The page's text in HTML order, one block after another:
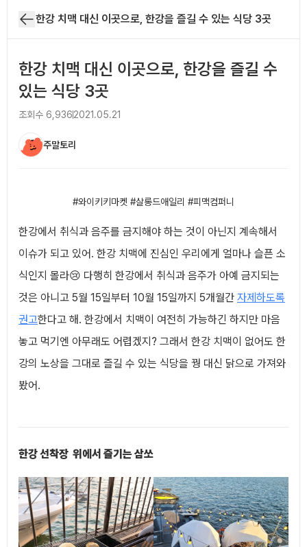
한강 치맥 대신 이곳으로, 한강을 즐길 수 있는 식당 3곳
한강 치맥 대신 이곳으로, 한강을 즐길 수
있는 식당 3곳
조회수 6,9362021.05.21
주말토리
#와이키키마켓 #살롱드애일리 #피맥컴퍼니
한강에서 취식과 음주를 금지해야 하는 것이 아닌지 계속해서
이슈가 되고 있어. 한강 치맥에 진심인 우리에게 얼마나 슬픈 소
식인지 몰라😢 다행히 한강에서 취식과 음주가 아예 금지되는
것은 아니고 5월 15일부터 10월 15일까지 5개월간 자제하도록
권고한다고 해. 한강에서 치맥이 여전히 가능하긴 하지만 마음
놓고 먹기엔 아무래도 어렵겠지? 그래서 한강 치맥이 없어도 한
강의 노상을 그대로 즐길 수 있는 식당을 꿩 대신 닭으로 가져와
봤어.
한강 선착장 위에서 즐기는 삼쏘